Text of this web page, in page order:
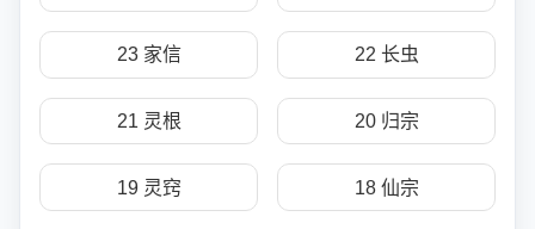
23 家信 22 长虫
21 灵根 20 归宗
19 灵窍 18 仙宗